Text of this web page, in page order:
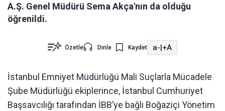
A.Ş. Genel Müdürü Sema Akça'nın da olduğu
öğrenildi.
Özetle Dinle Kaydet a-|+A
İstanbul Emniyet Müdürlüğü Mali Suçlarla Mücadele
Şube Müdürlüğü ekiplerince, İstanbul Cumhuriyet
Başsavcılığı tarafından İBB’ye bağlı Boğaziçi Yönetim